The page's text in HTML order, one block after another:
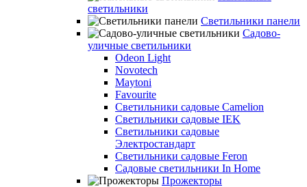
светильники
Светильники панели
Садово-
уличные светильники
Odeon Light
Novotech
Maytoni
Favourite
Светильники садовые Camelion
Светильники садовые IEK
Светильники садовые
Электростандарт
Светильники садовые Feron
Садовые светильники In Home
Прожекторы